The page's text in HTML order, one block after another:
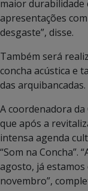
maior
apresentações
desgaste”, disse.
Também será
concha acústica e
das arquibancadas.
A coordenadora da
que após a
intensa agenda
“Som na Concha”.
agosto, já
novembro”,